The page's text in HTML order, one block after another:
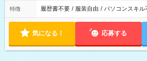
特徴 履歴書不要 / 服装自由 / パソコンスキル
気になる！ 応募する